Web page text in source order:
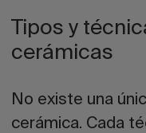
Tipos y
cerámicas
No existe una
cerámica. Cada